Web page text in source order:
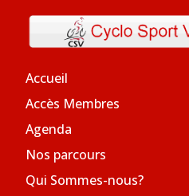
Accueil
Accès Membres
Agenda
Nos parcours
Qui Sommes-nous?